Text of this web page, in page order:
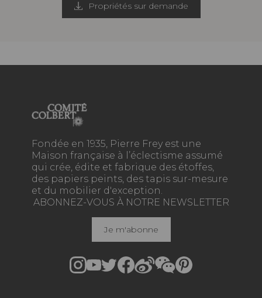
Propriétés sur demande
Fondée en 1935, Pierre Frey est une
Maison française à l’éclectisme assumé
qui crée, édite et fabrique des étoffes,
des papiers peints, des tapis sur-mesure
et du mobilier d'exception.
ABONNEZ-VOUS À NOTRE NEWSLETTER
Je m'abonne